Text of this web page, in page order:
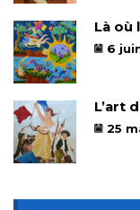
Là où
6
L’art
25